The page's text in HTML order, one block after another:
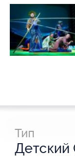
Тип
Детский